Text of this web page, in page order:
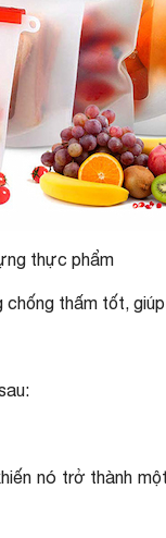
thực phẩm
thấm tốt,
nó trở thành